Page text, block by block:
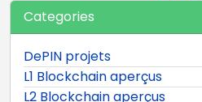
Categories
DePIN projets
L1 Blockchain aperçus
L2 Blockchain aperçus